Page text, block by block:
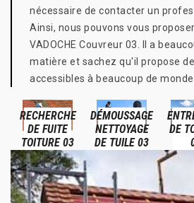
nécessaire de contacter un
Ainsi, nous pouvons vous
VADOCHE Couvreur 03. Il a
matière et sachez qu'il propose
accessibles à beaucoup de monde.
RECHERCHE
DE FUITE
TOITURE 03
DÉMOUSSAGE
NETTOYAGE
DE TUILE 03
DE